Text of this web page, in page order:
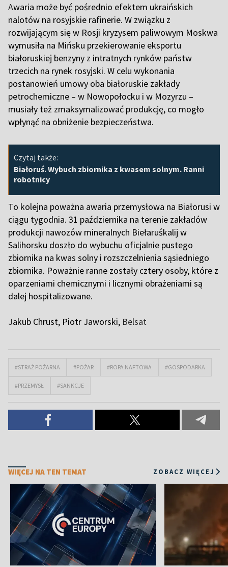
Awaria może być pośrednio efektem ukraińskich
nalotów na rosyjskie rafinerie. W związku z
rozwijającym się w Rosji kryzysem paliwowym Moskwa
wymusiła na Mińsku przekierowanie eksportu
białoruskiej benzyny z intratnych rynków państw
trzecich na rynek rosyjski. W celu wykonania
postanowień umowy oba białoruskie zakłady
petrochemiczne – w Nowopołocku i w Mozyrzu –
musiały też zmaksymalizować produkcję, co mogło
wpłynąć na obniżenie bezpieczeństwa.
Czytaj także:
Białoruś. Wybuch zbiornika z kwasem solnym. Ranni
robotnicy
To kolejna poważna awaria przemysłowa na Białorusi w
ciągu tygodnia. 31 października na terenie zakładów
produkcji nawozów mineralnych Biełaruśkalij w
Salihorsku doszło do wybuchu oficjalnie pustego
zbiornika na kwas solny i rozszczelnienia sąsiedniego
zbiornika. Poważnie ranne zostały cztery osoby, które z
oparzeniami chemicznymi i licznymi obrażeniami są
dalej hospitalizowane.
Jakub Chrust, Piotr Jaworski, Belsat
#STRAŻ POŻARNA #POŻAR #ROPA NAFTOWA #GOSPODARKA
#PRZEMYSŁ #SANKCJE
WIĘCEJ NA TEN TEMAT ZOBACZ WIĘCEJ